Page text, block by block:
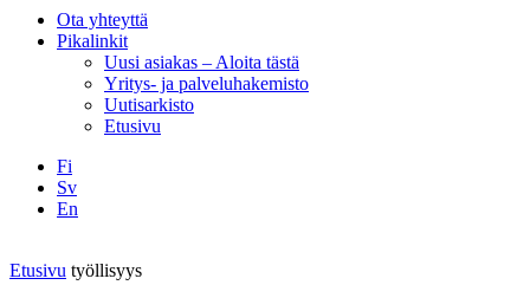
Ota yhteyttä
Pikalinkit
Uusi asiakas – Aloita tästä
Yritys- ja palveluhakemisto
Uutisarkisto
Etusivu
Fi
Sv
En
Etusivu työllisyys